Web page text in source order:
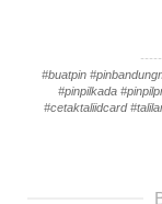
#buatpin
#pinpilkada
#cetaktaliidcard